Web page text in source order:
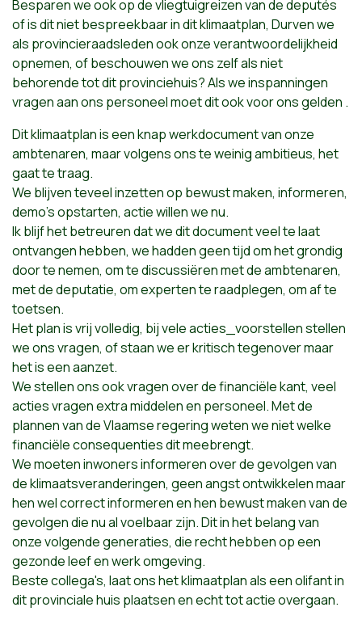
Besparen we ook op de vliegtuigreizen van de deputés
of is dit niet bespreekbaar in dit klimaatplan, Durven we
als provincieraadsleden ook onze verantwoordelijkheid
opnemen, of beschouwen we ons zelf als niet
behorende tot dit provinciehuis? Als we inspanningen
vragen aan ons personeel moet dit ook voor ons gelden .
Dit klimaatplan is een knap werkdocument van onze
ambtenaren, maar volgens ons te weinig ambitieus, het
gaat te traag.
We blijven teveel inzetten op bewust maken, informeren,
demo's opstarten, actie willen we nu.
Ik blijf het betreuren dat we dit document veel te laat
ontvangen hebben, we hadden geen tijd om het grondig
door te nemen, om te discussiëren met de ambtenaren,
met de deputatie, om experten te raadplegen, om af te
toetsen.
Het plan is vrij volledig, bij vele acties_voorstellen stellen
we ons vragen, of staan we er kritisch tegenover maar
het is een aanzet.
We stellen ons ook vragen over de financiële kant, veel
acties vragen extra middelen en personeel. Met de
plannen van de Vlaamse regering weten we niet welke
financiële consequenties dit meebrengt.
We moeten inwoners informeren over de gevolgen van
de klimaatsveranderingen, geen angst ontwikkelen maar
hen wel correct informeren en hen bewust maken van de
gevolgen die nu al voelbaar zijn. Dit in het belang van
onze volgende generaties, die recht hebben op een
gezonde leef en werk omgeving.
Beste collega's, laat ons het klimaatplan als een olifant in
dit provinciale huis plaatsen en echt tot actie overgaan.